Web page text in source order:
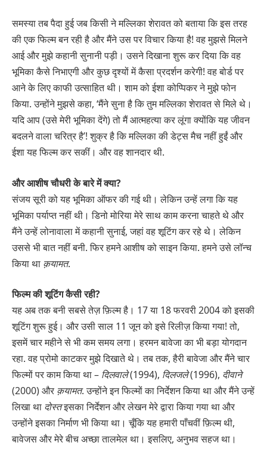
समस्या तब पैदा हुई जब किसी ने मल्लिका शेरावत को बताया कि इस तरह
की एक फिल्म बन रही है और मैंने उस पर विचार किया है! वह मुझसे मिलने
आई और मुझे कहानी सुनानी पड़ी। उसने दिखाना शुरू कर दिया कि वह
भूमिका कैसे निभाएगी और कुछ दृश्यों में कैसा प्रदर्शन करेगी! वह बोर्ड पर
आने के लिए काफी उत्साहित थी। शाम को ईशा कोप्पिकर ने मुझे फोन
किया. उन्होंने मुझसे कहा, ‘मैंने सुना है कि तुम मल्लिका शेरावत से मिले थे।
यदि आप (उसे मेरी भूमिका देंगे) तो मैं आत्महत्या कर लूंगा क्योंकि यह जीवन
बदलने वाला चरित्र है’! शुक्र है कि मल्लिका की डेट्स मैच नहीं हुईं और
ईशा यह फिल्म कर सकीं। और वह शानदार थी.
और आशीष चौधरी के बारे में क्या?
संजय सूरी को यह भूमिका ऑफर की गई थी। लेकिन उन्हें लगा कि यह
भूमिका पर्याप्त नहीं थी। डिनो मोरिया मेरे साथ काम करना चाहते थे और
मैंने उन्हें लोनावाला में कहानी सुनाई, जहां वह शूटिंग कर रहे थे। लेकिन
उससे भी बात नहीं बनी. फिर हमने आशीष को साइन किया. हमने उसे लॉन्च
किया था क़यामत.
फिल्म की शूटिंग कैसी रही?
यह अब तक बनी सबसे तेज़ फ़िल्म है। 17 या 18 फरवरी 2004 को इसकी
शूटिंग शुरू हुई। और उसी साल 11 जून को इसे रिलीज़ किया गया! तो,
इसमें चार महीने से भी कम समय लगा। हरमन बावेजा का भी बड़ा योगदान
रहा. वह प्रोमो काटकर मुझे दिखाते थे। तब तक, हैरी बावेजा और मैंने चार
फिल्मों पर काम किया था – दिलवाले(1994), दिलजले(1996), दीवाने
(2000) और क़यामत. उन्होंने इन फिल्मों का निर्देशन किया था और मैंने उन्हें
लिखा था दोस्तइसका निर्देशन और लेखन मेरे द्वारा किया गया था और
उन्होंने इसका निर्माण भी किया था। चूँकि यह हमारी पाँचवीं फ़िल्म थी,
बावेजस और मेरे बीच अच्छा तालमेल था। इसलिए, अनुभव सहज था।